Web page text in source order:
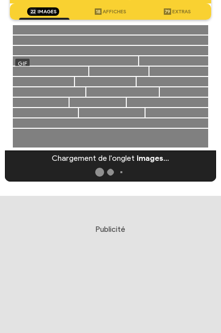
22 IMAGES 18 AFFICHES 79 EXTRAS
Chargement de l'onglet images…
Publicité